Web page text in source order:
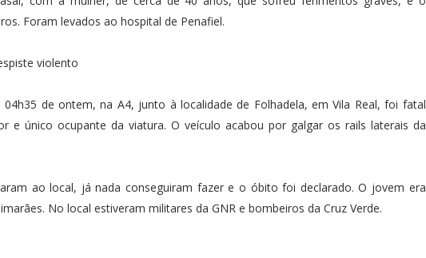
Foram levados ao hospital de Penafiel.
violento
de ontem, na A4, junto à localidade de Folhadela, em Vila Real, foi fatal
e único ocupante da viatura. O veículo acabou por galgar os rails laterais da
ao local, já nada conseguiram fazer e o óbito foi declarado. O jovem era
No local estiveram militares da GNR e bombeiros da Cruz Verde.